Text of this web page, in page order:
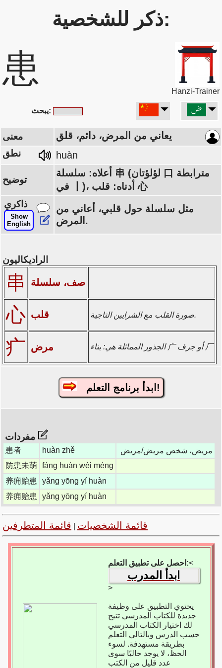
ذكر للشخصية:
患
Hanzi-Trainer
يبحث:
معنى يعاني من المرض، دائم، قلق
نطق huàn
توضيح
أعلاه: سلسلة 串 (لؤلؤتان 口 مترابطة
في 丨)، أدناه: قلب 心
ذاكري
Show
English
مثل سلسلة حول قلبي، أعاني من
المرض.
الراديكاليون
串 صف، سلسلة
心 قلب صورة القلب مع الشرايين التاجية.
疒 مرض الجذور المماثلة هي: بناء 广 أو جرف 厂
ابدأ برنامج التعلم!
患者 huàn zhě
مريض، شخص مريض/مريض
防患未萌 fáng huàn wèi méng
养痈贻患
yǎng yōng yí huàn
养痈贻患
yǎng yōng yí huàn
قائمة الشخصيات قائمة المتطرفين
احصل على تطبيق التعلم:<
ابدأ المدرب
>
يحتوي التطبيق على وظيفة
جديدة للكتاب المدرسي تتيح
لك اختيار الكتاب المدرسي
حسب الدرس وبالتالي التعلم
بطريقة مستهدفة. لسوء
الحظ، لا يوجد حاليًا سوى
عدد قليل من الكتب